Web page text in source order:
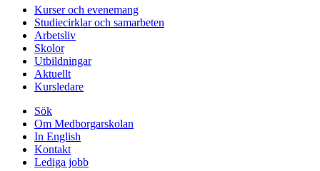
Kurser och evenemang
Studiecirklar och samarbeten
Arbetsliv
Skolor
Utbildningar
Aktuellt
Kursledare
Sök
Om Medborgarskolan
In English
Kontakt
Lediga jobb